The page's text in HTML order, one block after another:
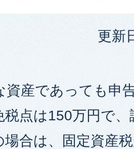
更新
資産であっても申
税点は150万円で
場合は、固定資産